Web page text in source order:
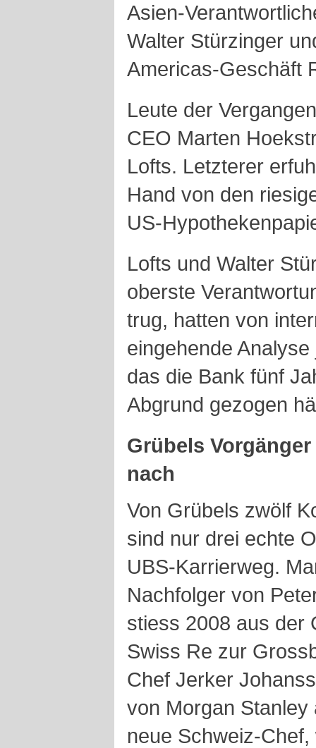
Asien-
Walter Stürzinger
Americas-Geschäft
Leute der
CEO Marten
Lofts. Letzterer
Hand von den
US-
Lofts und Walter
oberste
trug, hatten von
eingehende
das die Bank fünf
Abgrund gezogen
Grübels
nach
Von Grübels zwölf
sind nur drei echte
UBS-Karrierweg.
Nachfolger von
stiess 2008 aus der
Swiss Re zur
Chef Jerker
von Morgan
neue Schweiz-